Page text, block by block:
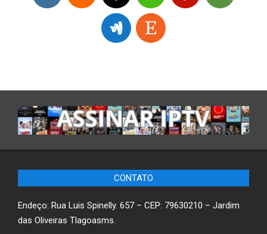
CONTATO
Endeço: Rua Luis Spinelly. 657 – CEP: 79630210 – Jardim
das Oliveiras Tlagoasms.